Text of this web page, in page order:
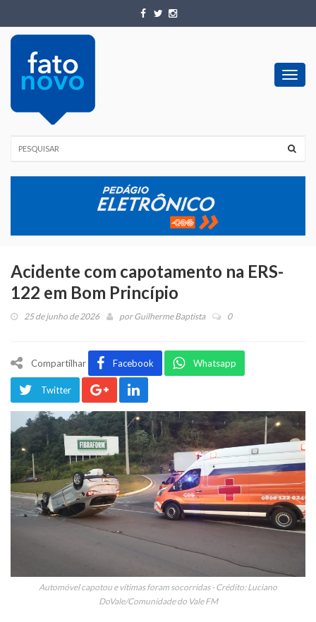
Acidente com capotamento na ERS-
122 em Bom Princípio
25 de junho de 2026 porGuilherme Baptista 0
Compartilhar Facebook Whatsapp
Twitter
Automóvel capotou e vítimas foram socorridas - Crédito: Luciano
DoVale/Comunidade do Vale FM